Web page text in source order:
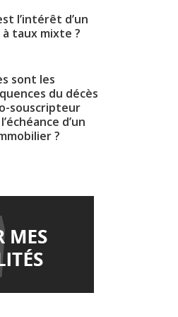
l’intérêt d’un
taux mixte ?
sont les
du décès
souscripteur
d’un
?